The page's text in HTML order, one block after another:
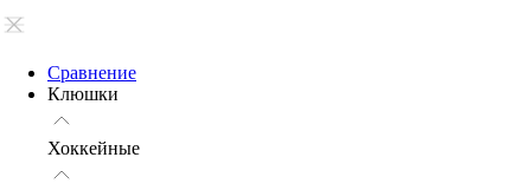
Сравнение
Клюшки
Хоккейные